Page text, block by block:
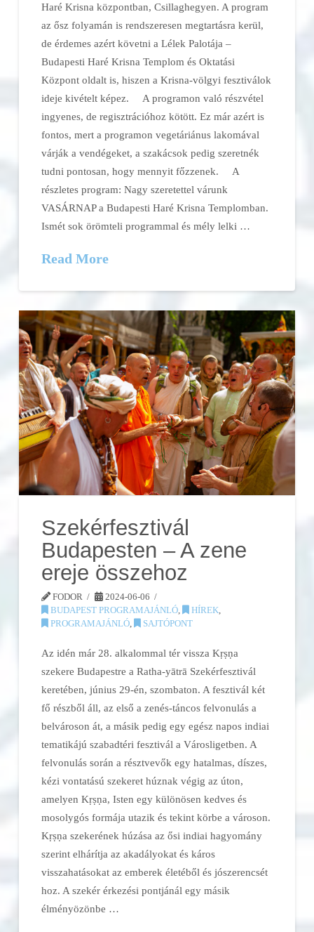
Haré Krisna központban, Csillaghegyen. A program
az ősz folyamán is rendszeresen megtartásra kerül,
de érdemes azért követni a Lélek Palotája –
Budapesti Haré Krisna Templom és Oktatási
Központ oldalt is, hiszen a Krisna-völgyi fesztiválok
ideje kivételt képez. A programon való részvétel
ingyenes, de regisztrációhoz kötött. Ez már azért is
fontos, mert a programon vegetáriánus lakomával
várják a vendégeket, a szakácsok pedig szeretnék
tudni pontosan, hogy mennyit főzzenek. A
részletes program: Nagy szeretettel várunk
VASÁRNAP a Budapesti Haré Krisna Templomban.
Ismét sok örömteli programmal és mély lelki …
Read More
Szekérfesztivál
Budapesten – A zene
ereje összehoz
FODOR
2024-06-06
BUDAPEST PROGRAMAJÁNLÓ, HÍREK,
PROGRAMAJÁNLÓ, SAJTÓPONT
Az idén már 28. alkalommal tér vissza Kṛṣṇa
szekere Budapestre a Ratha-yātrā Szekérfesztivál
keretében, június 29-én, szombaton. A fesztivál két
fő részből áll, az első a zenés-táncos felvonulás a
belvároson át, a másik pedig egy egész napos indiai
tematikájú szabadtéri fesztivál a Városligetben. A
felvonulás során a résztvevők egy hatalmas, díszes,
kézi vontatású szekeret húznak végig az úton,
amelyen Kṛṣṇa, Isten egy különösen kedves és
mosolygós formája utazik és tekint körbe a városon.
Kṛṣṇa szekerének húzása az ősi indiai hagyomány
szerint elhárítja az akadályokat és káros
visszahatásokat az emberek életéből és jószerencsét
hoz. A szekér érkezési pontjánál egy másik
élményözönbe …